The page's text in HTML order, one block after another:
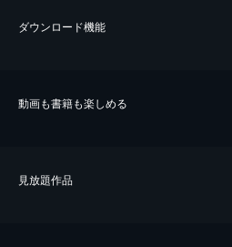
ダウンロード機能
動画も書籍も楽しめる
⾒放題作品